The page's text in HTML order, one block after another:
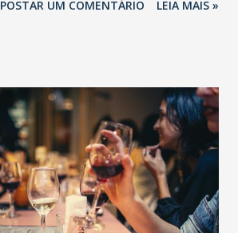
POSTAR UM COMENTÁRIO LEIA MAIS »